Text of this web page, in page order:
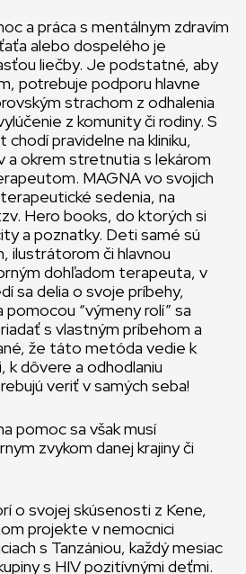
a práca s mentálnym zdravím
alebo dospelého je
liečby. Je podstatné, aby
potrebuje podporu hlavne
strachom z odhalenia
z komunity či rodiny. S
chodí pravidelne na kliniku,
a okrem stretnutia s lekárom
MAGNA vo svojich
sedenia, na
Hero books, do ktorých si
a poznatky. Deti samé sú
ilustrátorom či hlavnou
dohľadom terapeuta, v
sa delia o svoje príbehy,
“výmeny rolí” sa
s vlastným príbehom a
že táto metóda vedie k
k dôvere a odhodlaniu
veriť v samých seba!
pomoc sa však musí
zvykom danej krajiny či
o svojej skúsenosti z Kene,
projekte v nemocnici
s Tanzániou, každý mesiac
s HIV pozitívnými deťmi.